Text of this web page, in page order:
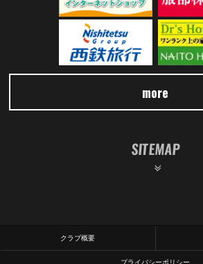
more
SITEMAP
クラブ概要
プライバシーポリシー